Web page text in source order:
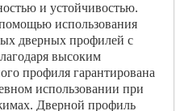
и устойчивостью.
использования
дверных профилей с
высоким
профиля гарантирована
использовании при
Дверной профиль